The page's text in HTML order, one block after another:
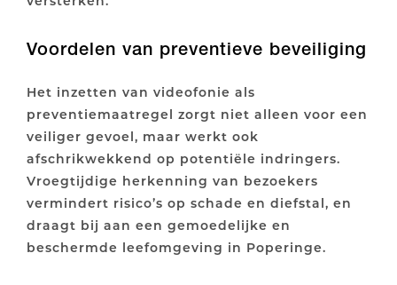
Voordelen van preventieve beveiliging
Het inzetten van videofonie als
preventiemaatregel zorgt niet alleen voor een
veiliger gevoel, maar werkt ook
afschrikwekkend op potentiële indringers.
Vroegtijdige herkenning van bezoekers
vermindert risico’s op schade en diefstal, en
draagt bij aan een gemoedelijke en
beschermde leefomgeving in Poperinge.